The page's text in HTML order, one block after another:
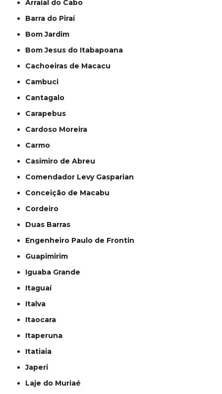
Arraial do Cabo
Barra do Piraí
Bom Jardim
Bom Jesus do Itabapoana
Cachoeiras de Macacu
Cambuci
Cantagalo
Carapebus
Cardoso Moreira
Carmo
Casimiro de Abreu
Comendador Levy Gasparian
Conceição de Macabu
Cordeiro
Duas Barras
Engenheiro Paulo de Frontin
Guapimirim
Iguaba Grande
Itaguaí
Italva
Itaocara
Itaperuna
Itatiaia
Japeri
Laje do Muriaé